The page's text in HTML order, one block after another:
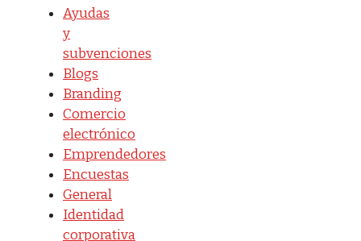
Ayudas
y
subvenciones
Blogs
Branding
Comercio
electrónico
Emprendedores
Encuestas
General
Identidad
corporativa